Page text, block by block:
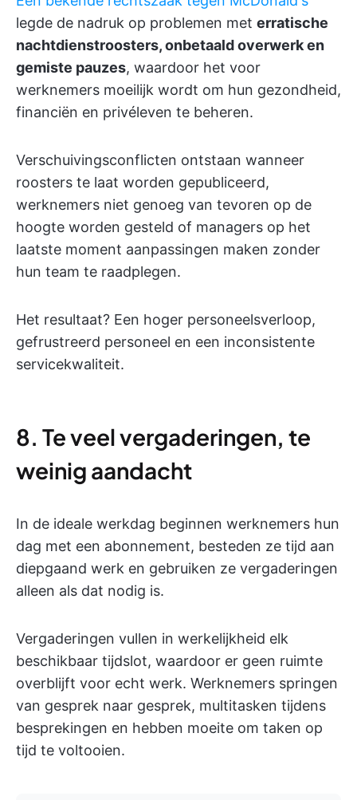
legde de nadruk op problemen met erratische
nachtdienstroosters, onbetaald overwerk en
gemiste pauzes, waardoor het voor
werknemers moeilijk wordt om hun gezondheid,
financiën en privéleven te beheren.
Verschuivingsconflicten ontstaan wanneer
roosters te laat worden gepubliceerd,
werknemers niet genoeg van tevoren op de
hoogte worden gesteld of managers op het
laatste moment aanpassingen maken zonder
hun team te raadplegen.
Het resultaat? Een hoger personeelsverloop,
gefrustreerd personeel en een inconsistente
servicekwaliteit.
8. Te veel vergaderingen, te
weinig aandacht
In de ideale werkdag beginnen werknemers hun
dag met een abonnement, besteden ze tijd aan
diepgaand werk en gebruiken ze vergaderingen
alleen als dat nodig is.
Vergaderingen vullen in werkelijkheid elk
beschikbaar tijdslot, waardoor er geen ruimte
overblijft voor echt werk. Werknemers springen
van gesprek naar gesprek, multitasken tijdens
besprekingen en hebben moeite om taken op
tijd te voltooien.